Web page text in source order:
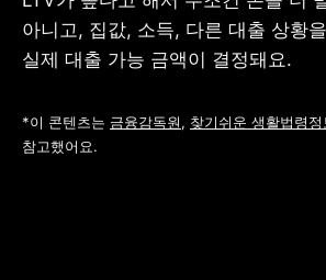
아니고, 집값, 소득, 다른 대출 상황
실제 대출 가능 금액이 결정돼요.
*이 콘텐츠는 금융감독원, 찾기쉬운 생활법령정
참고했어요.